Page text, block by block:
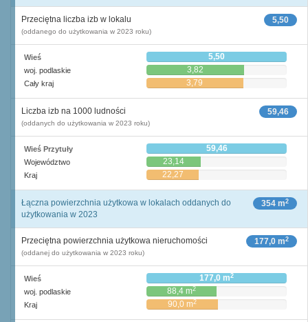
5,50
Przeciętna liczba izb w lokalu
(oddanego do użytkowania w 2023 roku)
Wieś 5,50
woj. podlaskie 3,82
Cały kraj 3,79
59,46
Liczba izb na 1000 ludności
(oddanych do użytkowania w 2023 roku)
Wieś Przytuły 59,46
Województwo 23,14
Kraj 22,27
354 m2
Łączna powierzchnia użytkowa w lokalach oddanych do
użytkowania w 2023
177,0 m2
Przeciętna powierzchnia użytkowa nieruchomości
(oddanej do użytkowania w 2023 roku)
Wieś 177,0 m2
woj. podlaskie 88,4 m2
Kraj 90,0 m2